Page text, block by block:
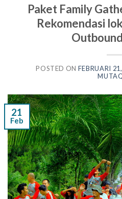
Paket Family
Rekomendasi
POSTED ON FEBRUARI
21
Feb